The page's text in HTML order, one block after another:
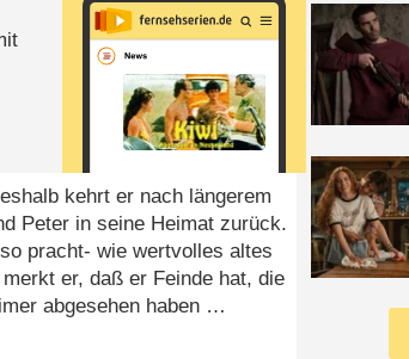
kehrt er nach längerem
Peter in seine Heimat zurück.
pracht- wie wertvolles altes
er, daß er Feinde hat, die
abgesehen haben …